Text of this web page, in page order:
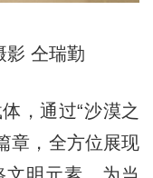
影 仝瑞勤
，通过“沙漠之
章，全方位展现